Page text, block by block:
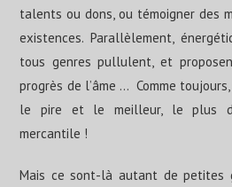
talents ou dons, ou témoigner des
existences. Parallèlement,
tous genres pullulent, et
progrès de l’âme … Comme
le pire et le meilleur, le plus
mercantile !
Mais ce sont-là autant de petites